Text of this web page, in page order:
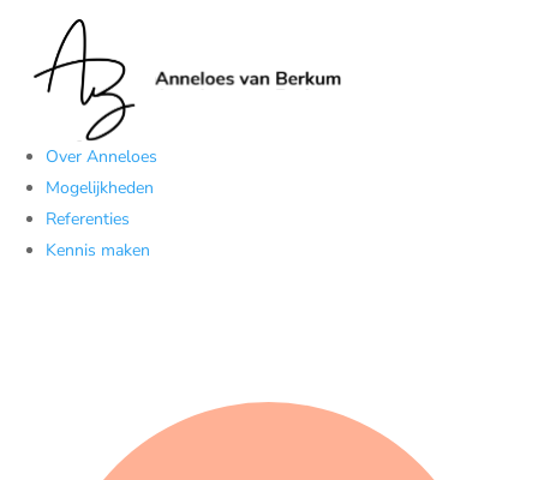
Over Anneloes
Mogelijkheden
Referenties
Kennis maken